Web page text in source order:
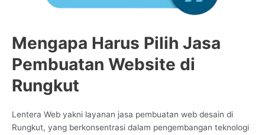
Mengapa Harus Pilih Jasa
Pembuatan Website di
Rungkut
Lentera Web yakni layanan jasa pembuatan web desain di
Rungkut, yang berkonsentrasi dalam pengembangan teknologi